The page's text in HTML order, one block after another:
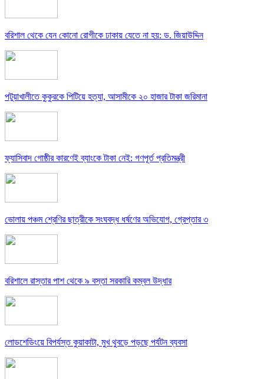
বরিশাল থেকে যেন কোনো রোগীকে ঢাকায় যেতে না হয়: ড. জিয়াউদ্দিন
পটুয়াখালীতে কুকুরকে পিটিয়ে হত্যা, আসামীকে ২০ হাজার টাকা জরিমানা
ফ্যাসিবাদ গোষ্ঠীর কারণেই ব্যাংকে টাকা নেই: গণপূর্ত প্রতিমন্ত্রী
ভোলায় পঞ্চম শ্রেণির ছাত্রীকে সংঘবদ্ধ ধর্ষণের অভিযোগ, গ্রেপ্তার ৩
বরিশালে রাস্তার পাশ থেকে ৯ বস্তা সরকারি কম্বল উদ্ধার
লোডশেডিংয়ে বিপর্যস্ত কুয়াকাটা, মুখ থুবড়ে পড়ছে পর্যটন ব্যবসা